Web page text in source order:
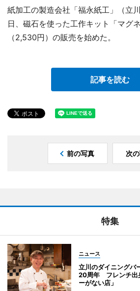
紙加工の製造会社「福永紙工」（立
日、磁石を使った工作キット「マグ
（2,530円）の販売を始めた。
記事を読む
前の写真 次
特集
ニュース
立川のダイニングバ
20周年 フレンチ出
ーがない店」